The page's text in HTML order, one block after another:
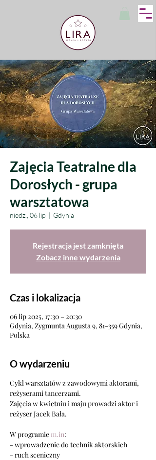
Zajęcia Teatralne dla
Dorosłych - grupa
warsztatowa
niedz., 06 lip
  |
Gdynia
Rejestracja jest zamknięta
Zobacz inne wydarzenia
Czas i lokalizacja
06 lip 2025, 17:30 – 20:30
Gdynia, Zygmunta Augusta 9, 81-359 Gdynia,
Polska
O wydarzeniu
Cykl warsztatów z zawodowymi aktorami,
reżyserami tancerzami.
Zajęcia w kwietniu i maju prowadzi aktor i
reżyser Jacek Bała.
W programie m.in:
- wprowadzenie do technik aktorskich
- ruch sceniczny